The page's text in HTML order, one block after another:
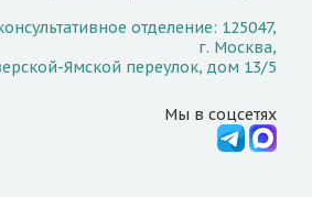
отделение: 125047,
г. Москва,
Ямской переулок, дом 13/5
Мы в соцсетях